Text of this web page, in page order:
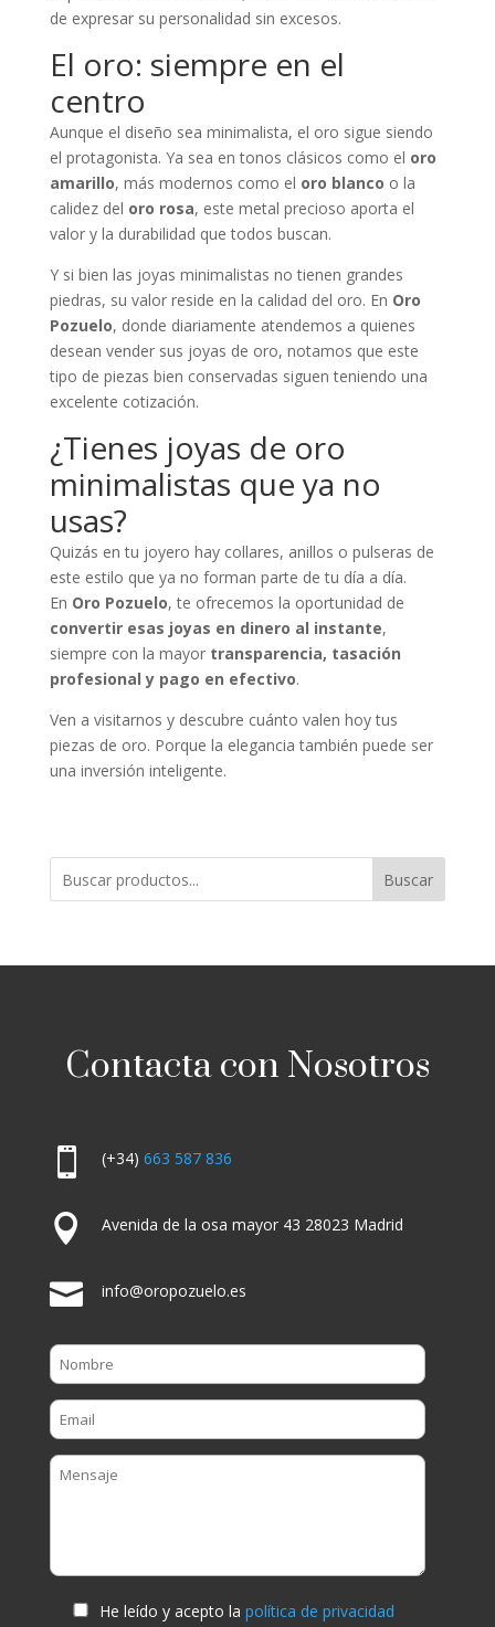
de expresar su personalidad sin excesos.
El oro: siempre en el
centro
Aunque el diseño sea minimalista, el oro sigue siendo
el protagonista. Ya sea en tonos clásicos como el oro
amarillo, más modernos como el oro blanco o la
calidez del oro rosa, este metal precioso aporta el
valor y la durabilidad que todos buscan.
Y si bien las joyas minimalistas no tienen grandes
piedras, su valor reside en la calidad del oro. En Oro
Pozuelo, donde diariamente atendemos a quienes
desean vender sus joyas de oro, notamos que este
tipo de piezas bien conservadas siguen teniendo una
excelente cotización.
¿Tienes joyas de oro
minimalistas que ya no
usas?
Quizás en tu joyero hay collares, anillos o pulseras de
este estilo que ya no forman parte de tu día a día.
En Oro Pozuelo, te ofrecemos la oportunidad de
convertir esas joyas en dinero al instante,
siempre con la mayor transparencia, tasación
profesional y pago en efectivo.
Ven a visitarnos y descubre cuánto valen hoy tus
piezas de oro. Porque la elegancia también puede ser
una inversión inteligente.
Buscar
Contacta con Nosotros
 (+34) 663 587 836
 Avenida de la osa mayor 43 28023 Madrid
 info@oropozuelo.es
He leído y acepto la política de privacidad